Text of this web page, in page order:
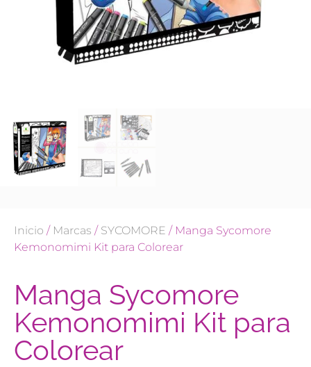
Inicio / Marcas / SYCOMORE / Manga Sycomore
Kemonomimi Kit para Colorear
Manga Sycomore
Kemonomimi Kit para
Colorear